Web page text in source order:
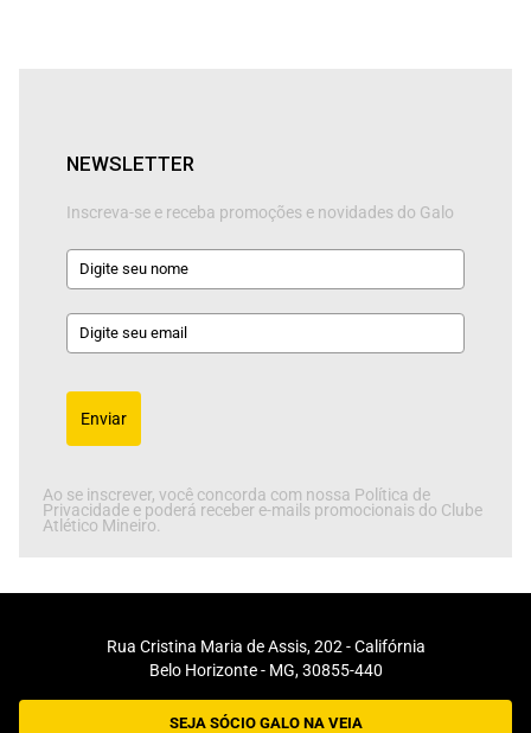
NEWSLETTER
Inscreva-se e receba promoções e novidades do Galo
Enviar
Ao se inscrever, você concorda com nossa Política de
Privacidade e poderá receber e-mails promocionais do Clube
Atlético Mineiro.
Rua Cristina Maria de Assis, 202 - Califórnia
Belo Horizonte - MG, 30855-440
SEJA SÓCIO GALO NA VEIA